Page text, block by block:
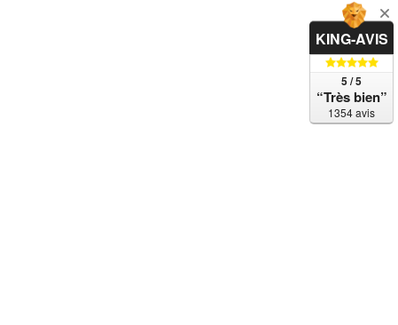
KING-AVIS
5 / 5
“Très bien”
1354 avis